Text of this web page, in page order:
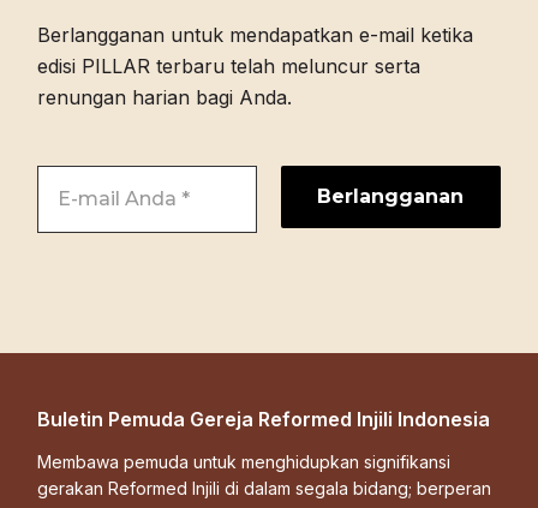
Berlangganan untuk mendapatkan e-mail ketika
edisi PILLAR terbaru telah meluncur serta
renungan harian bagi Anda.
Buletin Pemuda Gereja Reformed Injili Indonesia
Membawa pemuda untuk menghidupkan signifikansi
gerakan Reformed Injili di dalam segala bidang; berperan